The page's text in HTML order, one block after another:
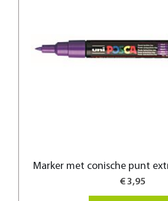
Marker met conische punt
€ 3,95